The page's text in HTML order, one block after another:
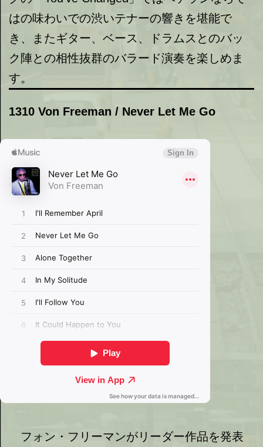
はの味わいでの渋いテナーの響きを堪能で
き、またギター、ベース、ドラムスとのバッ
ク陣との相性抜群のバラード演奏を楽しめま
す。
1310 Von Freeman / Never Let Me Go
フォン・フリーマンがリーダー作品を発表